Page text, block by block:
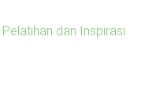
dan Inspirasi